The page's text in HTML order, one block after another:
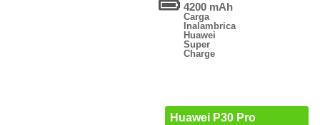
4200 mAh
Carga
Inalambrica
Huawei
Super
Charge
Huawei P30 Pro